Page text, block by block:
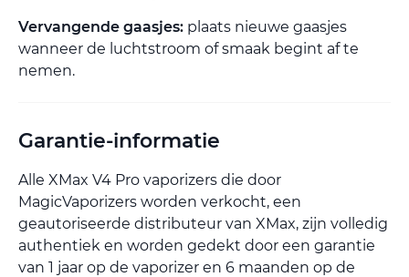
Vervangende gaasjes: plaats nieuwe gaasjes
wanneer de luchtstroom of smaak begint af te
nemen.
Garantie-informatie
Alle XMax V4 Pro vaporizers die door
MagicVaporizers worden verkocht, een
geautoriseerde distributeur van XMax, zijn volledig
authentiek en worden gedekt door een garantie
van 1 jaar op de vaporizer en 6 maanden op de